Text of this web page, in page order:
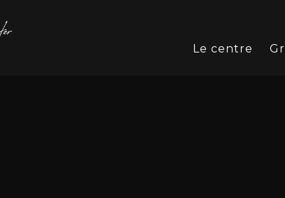
Le centre